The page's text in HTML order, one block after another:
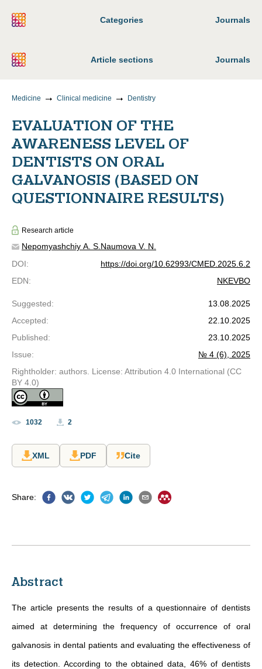
Categories Journals
Article sections Journals
Medicine Clinical medicine Dentistry
EVALUATION OF THE
AWARENESS LEVEL OF
DENTISTS ON ORAL
GALVANOSIS (BASED ON
QUESTIONNAIRE RESULTS)
Research article
Nepomyashchiy A. S. Naumova V. N.
DOI:
https://doi.org/10.62993/CMED.2025.6.2
EDN: NKEVBO
Suggested:
13.08.2025
Accepted:
22.10.2025
Published:
23.10.2025
Issue:
№ 4 (6), 2025
Rightholder: authors. License: Attribution 4.0 International (CC
BY 4.0)
1032 2
XML PDF Cite
Share:
Abstract
The article presents the results of a questionnaire of dentists
aimed at determining the frequency of occurrence of oral
galvanosis in dental patients and evaluating the effectiveness of
its detection. According to the obtained data, 46% of dentists